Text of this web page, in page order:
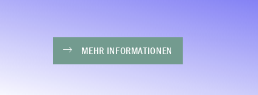
MEHR INFORMATIONEN